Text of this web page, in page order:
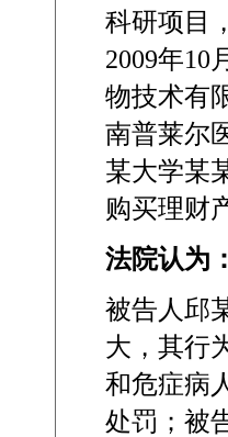
科研项目
2009年10
物技术有
南普莱尔
某大学某
购买理财
法院认为：
被告人邱
大，其行
和危症病
处罚；被